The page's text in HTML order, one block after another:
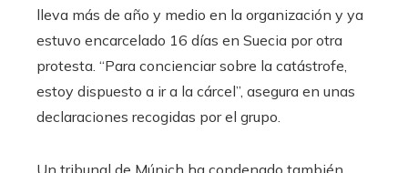
lleva más de año y medio en la organización y ya
estuvo encarcelado 16 días en Suecia por otra
protesta. “Para concienciar sobre la catástrofe,
estoy dispuesto a ir a la cárcel”, asegura en unas
declaraciones recogidas por el grupo.